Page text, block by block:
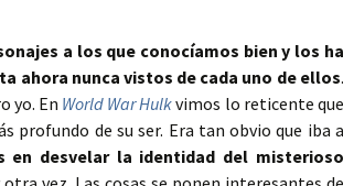
a los que conocíamos bien y los ha
ahora nunca vistos de cada uno de ellos.
yo. En World War Hulkvimos lo reticente que
profundo de su ser. Era tan obvio que iba a
en desvelar la identidad del misterioso